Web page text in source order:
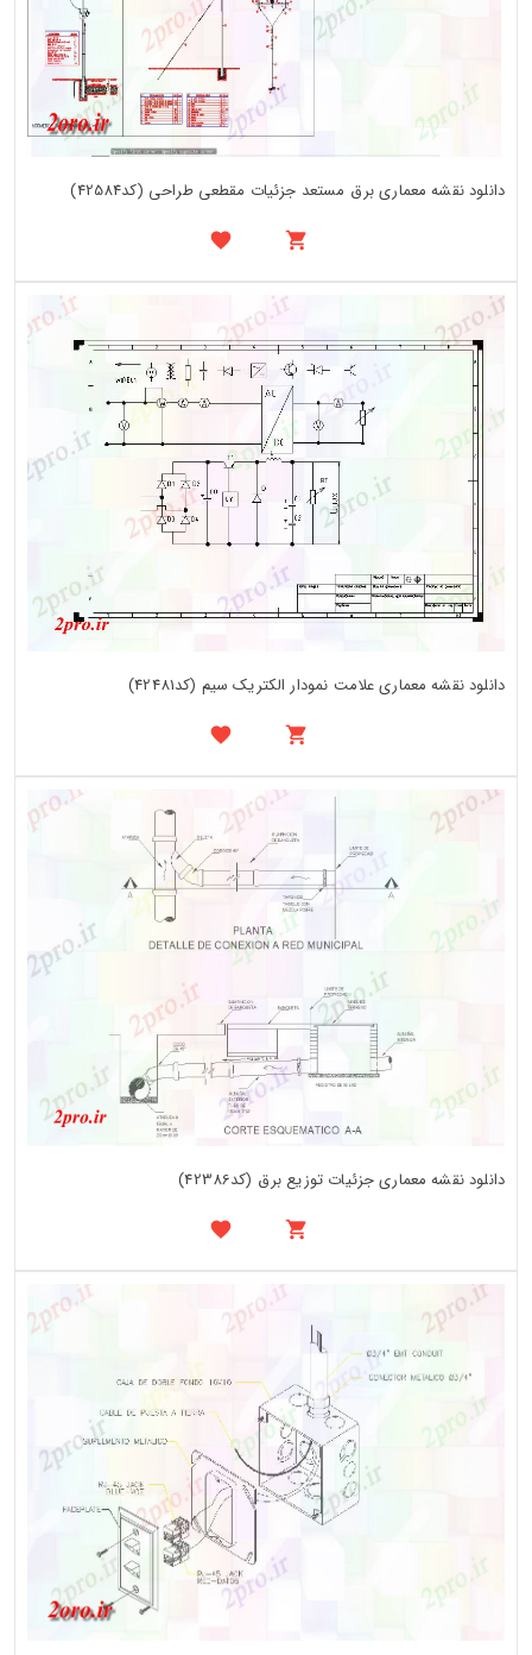
دانلود نقشه معماری برق مستعد جزئیات مقطعی طراحی (کد42584)
دانلود نقشه معماری علامت نمودار الکتریک سیم (کد42481)
دانلود نقشه معماری جزئیات توزیع برق (کد42386)